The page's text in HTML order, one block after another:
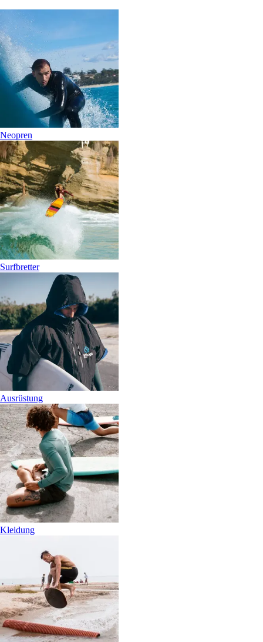
Neopren
Surfbretter
Ausrüstung
Kleidung